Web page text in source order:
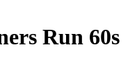
Run 60s